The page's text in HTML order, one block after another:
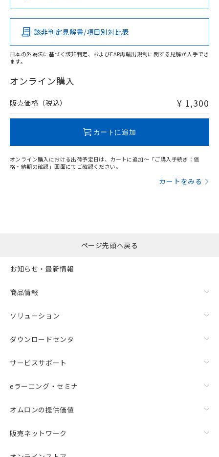
Pb Hg Cd Cr(VI)
O
在庫等で未対応品が混在する可能性があります。
問い合わせください。
この製品の規格認証/適合状況ページへ
その他の認証はこちらのページからご検索ください
該非判定見解書/項目別対比表
日本の外為法に基づく該非判定、およびEAR再輸出規制に関する見解が入手でき
ます。
オンライン購入
販売価格（税込） ¥ 1,300
カートに追加
オンライン購入における出荷予定日は、カートに追加～「ご購入手続き：価
格・納期の確認」画面にてご確認ください。
カートをみる
ページ先頭へ戻る
お知らせ・最新情報
商品情報
ソリューション
ダウンロードセンタ
サービスサポート
eラーニング・セミナ
オムロンの提供価値
販売ネットワーク